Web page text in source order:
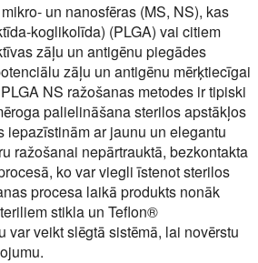
un nanosfēras (MS, NS), kas
koglikolīda) (PLGA) vai citiem
zāļu un antigēnu piegādes
zāļu un antigēnu mērķtiecīgai
NS ražošanas metodes ir tipiski
palielināšana sterilos apstākļos
iepazīstinām ar jaunu un elegantu
ražošanai nepārtrauktā, bezkontakta
ko var viegli īstenot sterilos
procesa laikā produkts nonāk
stikla un Teflon®
var veikt slēgtā sistēmā, lai novērstu